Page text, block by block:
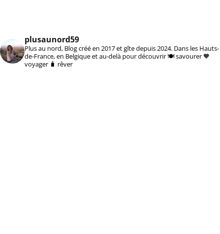
plusaunord59
Plus au nord, Blog créé en 2017 et gîte depuis 2024. Dans les Hauts-
de-France, en Belgique et au-delà pour découvrir 🍽️ savourer 🧡
voyager 🧳 rêver